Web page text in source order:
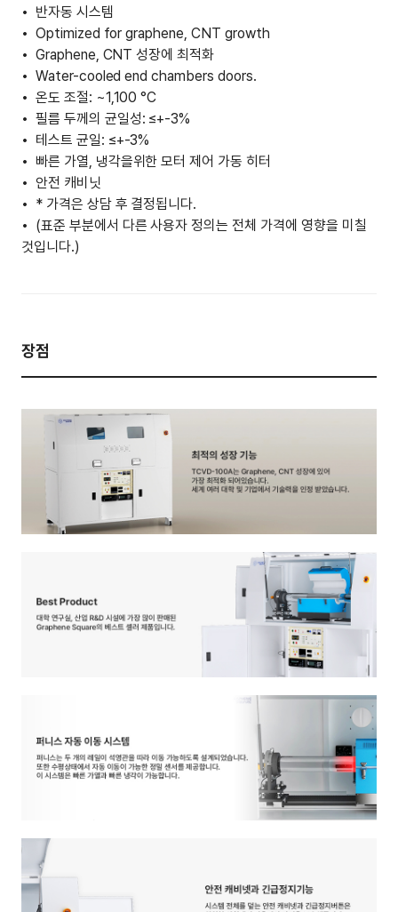
반자동 시스템
Optimized for graphene, CNT growth
Graphene, CNT 성장에 최적화
Water-cooled end chambers doors.
온도 조절: ~1,100 °C
필름 두께의 균일성: ≤+-3%
테스트 균일: ≤+-3%
빠른 가열, 냉각을위한 모터 제어 가동 히터
안전 캐비닛
* 가격은 상담 후 결정됩니다.
(표준 부분에서 다른 사용자 정의는 전체 가격에 영향을 미칠
것입니다.)
장점